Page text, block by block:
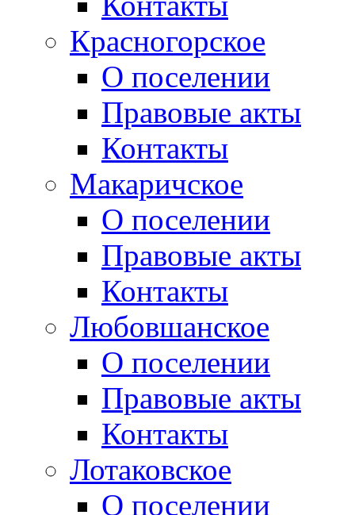
Красногорское
О поселении
Правовые акты
Контакты
Макаричское
О поселении
Правовые акты
Контакты
Любовшанское
О поселении
Правовые акты
Контакты
Лотаковское
О поселении